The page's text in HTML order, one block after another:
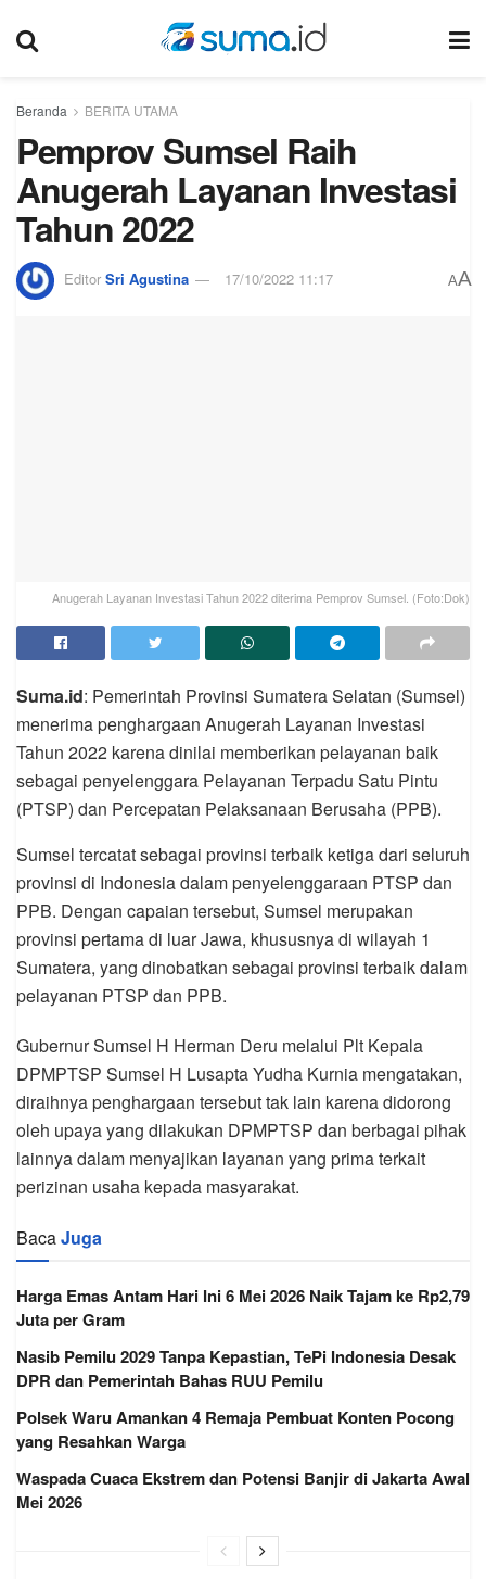
Beranda BERITA UTAMA
Pemprov Sumsel Raih
Anugerah Layanan Investasi
Tahun 2022
Editor Sri Agustina 17/10/2022 11:17 AA
Anugerah Layanan Investasi Tahun 2022 diterima Pemprov Sumsel. (Foto:Dok)
Suma.id: Pemerintah Provinsi Sumatera Selatan (Sumsel)
menerima penghargaan Anugerah Layanan Investasi
Tahun 2022 karena dinilai memberikan pelayanan baik
sebagai penyelenggara Pelayanan Terpadu Satu Pintu
(PTSP) dan Percepatan Pelaksanaan Berusaha (PPB).
Sumsel tercatat sebagai provinsi terbaik ketiga dari seluruh
provinsi di Indonesia dalam penyelenggaraan PTSP dan
PPB. Dengan capaian tersebut, Sumsel merupakan
provinsi pertama di luar Jawa, khususnya di wilayah 1
Sumatera, yang dinobatkan sebagai provinsi terbaik dalam
pelayanan PTSP dan PPB.
Gubernur Sumsel H Herman Deru melalui Plt Kepala
DPMPTSP Sumsel H Lusapta Yudha Kurnia mengatakan,
diraihnya penghargaan tersebut tak lain karena didorong
oleh upaya yang dilakukan DPMPTSP dan berbagai pihak
lainnya dalam menyajikan layanan yang prima terkait
perizinan usaha kepada masyarakat.
BacaJuga
Harga Emas Antam Hari Ini 6 Mei 2026 Naik Tajam ke Rp2,79
Juta per Gram
Nasib Pemilu 2029 Tanpa Kepastian, TePi Indonesia Desak
DPR dan Pemerintah Bahas RUU Pemilu
Polsek Waru Amankan 4 Remaja Pembuat Konten Pocong
yang Resahkan Warga
Waspada Cuaca Ekstrem dan Potensi Banjir di Jakarta Awal
Mei 2026